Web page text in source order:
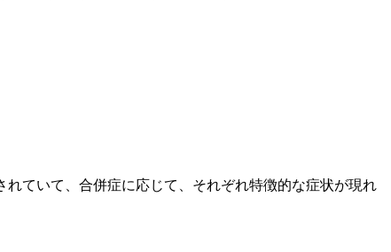
ていて、合併症に応じて、それぞれ特徴的な症状が現れ